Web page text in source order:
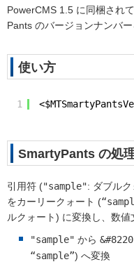
PowerCMS 1.5 に同梱され
Pants のバージョンナンバー
使い方
1
SmartyPants の処
引用符 ("sample": ダブルク
をカーリークォート (
ルクォート) に変換し、数値
"sample" から
“sample”) へ変換